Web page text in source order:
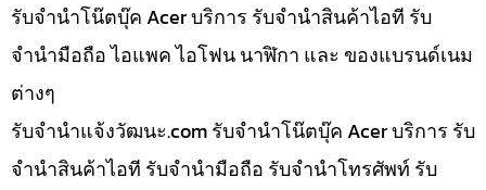
รับจำนำโน๊ตบุ๊ค Acer บริการ รับจำนำสินค้าไอที รับ
จำนำมือถือ ไอแพค ไอโฟน นาฬิกา และ ของแบรนด์เนม
ต่างๆ
รับจํานําแจ้งวัฒนะ.com รับจำนำโน๊ตบุ๊ค Acer บริการ รับ
จำนำสินค้าไอที รับจำนำมือถือ รับจำนำโทรศัพท์ รับ